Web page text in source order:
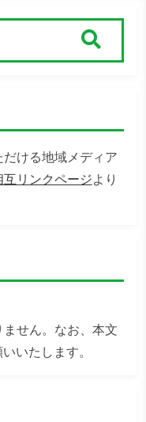
だける地域メディア
互リンクページより
せん。なお、本文
いたします。